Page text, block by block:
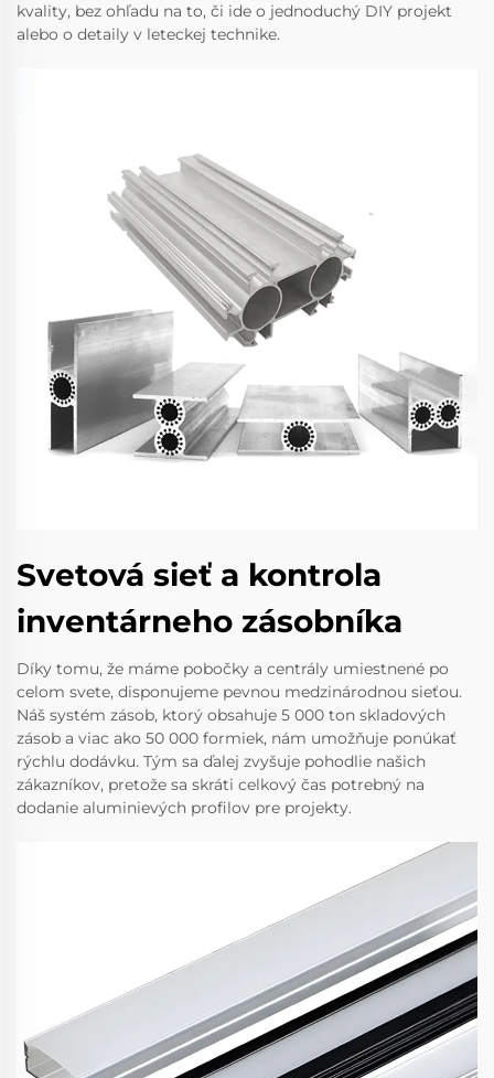
kvality, bez ohľadu na to, či ide o jednoduchý DIY projekt
alebo o detaily v leteckej technike.
Svetová sieť a kontrola
inventárneho zásobníka
Díky tomu, že máme pobočky a centrály umiestnené po
celom svete, disponujeme pevnou medzinárodnou sieťou.
Náš systém zásob, ktorý obsahuje 5 000 ton skladových
zásob a viac ako 50 000 formiek, nám umožňuje ponúkať
rýchlu dodávku. Tým sa ďalej zvyšuje pohodlie našich
zákazníkov, pretože sa skráti celkový čas potrebný na
dodanie aluminievých profilov pre projekty.